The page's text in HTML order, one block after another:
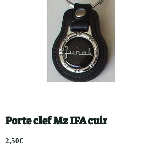
Porte clef Mz IFA cuir
2,50€